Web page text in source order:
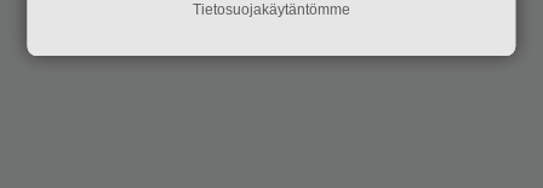
Tietosuojakäytäntömme